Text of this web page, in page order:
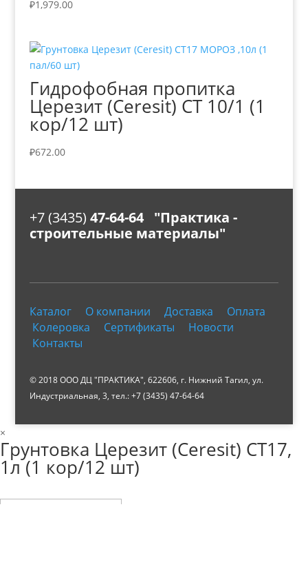
₽1,979.00
Гидрофобная пропитка
Церезит (Ceresit) СТ 10/1 (1
кор/12 шт)
₽672.00
+7 (3435) 47-64-64 "Практика -
строительные материалы"
Каталог О компании Доставка
Оплата
Колеровка
Сертификаты
Новости
Контакты
© 2018 ООО ДЦ "ПРАКТИКА", 622606, г. Нижний Тагил, ул.
Индустриальная, 3, тел.: +7 (3435) 47-64-64
×
Грунтовка Церезит (Ceresit) СТ17,
1л (1 кор/12 шт)